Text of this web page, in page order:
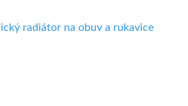
radiátor na obuv a rukavice